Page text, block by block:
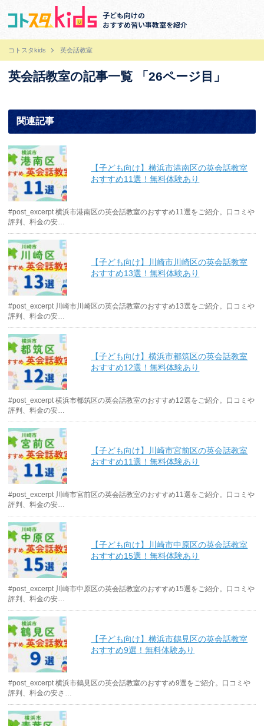
子ども向けの
おすすめ習い事教室を紹介
コトスタkids 英会話教室
英会話教室の記事一覧 「26ページ目」
関連記事
【子ども向け】横浜市港南区の英会話教室
おすすめ11選！無料体験あり
#post_excerpt 横浜市港南区の英会話教室のおすすめ11選をご紹介。口コミや
評判、料金の安…
【子ども向け】川崎市川崎区の英会話教室
おすすめ13選！無料体験あり
#post_excerpt 川崎市川崎区の英会話教室のおすすめ13選をご紹介。口コミや
評判、料金の安…
【子ども向け】横浜市都筑区の英会話教室
おすすめ12選！無料体験あり
#post_excerpt 横浜市都筑区の英会話教室のおすすめ12選をご紹介。口コミや
評判、料金の安…
【子ども向け】川崎市宮前区の英会話教室
おすすめ11選！無料体験あり
#post_excerpt 川崎市宮前区の英会話教室のおすすめ11選をご紹介。口コミや
評判、料金の安…
【子ども向け】川崎市中原区の英会話教室
おすすめ15選！無料体験あり
#post_excerpt 川崎市中原区の英会話教室のおすすめ15選をご紹介。口コミや
評判、料金の安…
【子ども向け】横浜市鶴見区の英会話教室
おすすめ9選！無料体験あり
#post_excerpt 横浜市鶴見区の英会話教室のおすすめ9選をご紹介。口コミや
評判、料金の安さ…